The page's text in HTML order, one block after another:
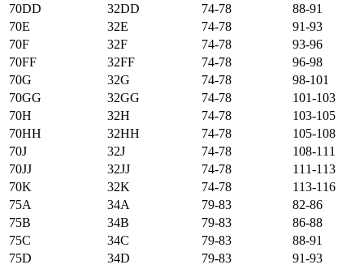
70DD
32DD 74-78
88-91
70E
32E 74-78
91-93
70F
32F 74-78
93-96
70FF
32FF 74-78
96-98
70G
32G 74-78
98-101
70GG
32GG 74-78
101-103
70H
32H 74-78
103-105
70HH
32HH 74-78
105-108
70J
32J 74-78
108-111
70JJ
32JJ 74-78
111-113
70K
32K 74-78
113-116
75А
34А 79-83
82-86
75B
34B 79-83
86-88
75C
34C 79-83
88-91
75D
34D 79-83
91-93